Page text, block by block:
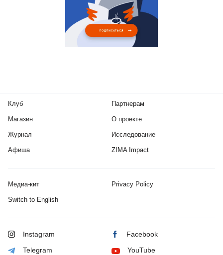
Клуб
Магазин
Журнал
Афиша
Партнерам
О проекте
Исследование
ZIMA Impact
Медиа-кит Privacy Policy
Switch to English
Instagram Facebook
Telegram YouTube